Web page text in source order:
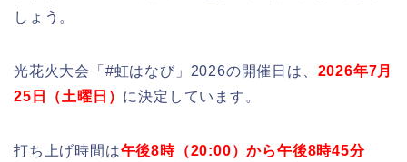
しょう。
光花火大会「#虹はなび」2026の開催日は、 2026年7月
25日（土曜日） に決定しています。
打ち上げ時間は午後8時（20:00）から午後8時45分